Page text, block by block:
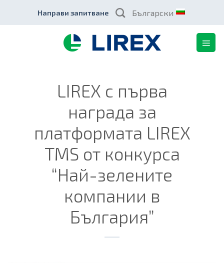
content
Направи запитване Български
LIREX с първа
награда за
платформата LIREX
TMS от конкурса
“Най-зелените
компании в
България”